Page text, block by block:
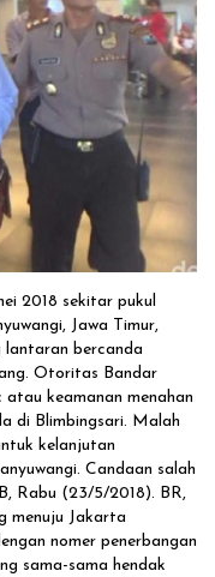
2018 sekitar pukul
Jawa Timur,
bercanda
Otoritas Bandar
keamanan menahan
di Blimbingsari. Malah
kelanjutan
Candaan salah
Rabu (23/5/2018). BR,
menuju Jakarta
nomer penerbangan
sama-sama hendak